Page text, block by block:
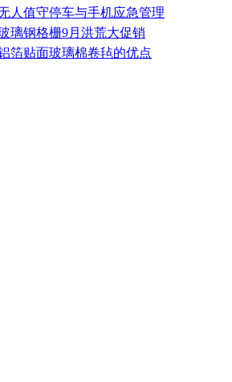
人值守停车与手机应急管理
璃钢格栅9月洪荒大促销
箔贴面玻璃棉卷毡的优点